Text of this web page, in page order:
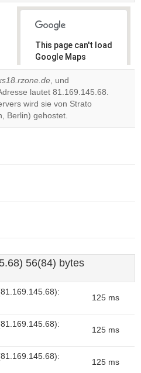
This page can't load
Google Maps
correctly.
Do you
own this
website?
, und
lautet 81.169.145.68.
wird sie von Strato
Berlin) gehostet.
56(84) bytes
125 ms
125 ms
125 ms